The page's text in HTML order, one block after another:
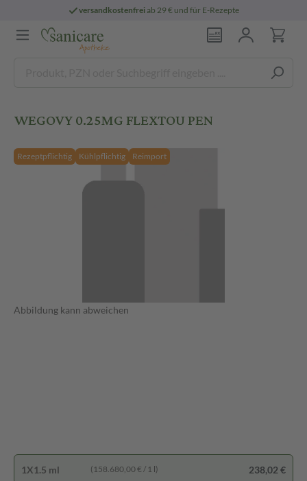
versandkostenfreiab 29 € und für E-Rezepte
WEGOVY 0.25MG FLEXTOU PEN
Rezeptpflichtig Kühlpflichtig Reimport
Abbildung kann abweichen
1X1.5 ml (158.680,00 € / 1 l) 238,02 €